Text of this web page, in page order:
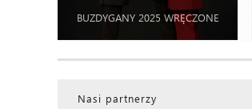
BUZDYGANY 2025 WRĘCZONE
Nasi partnerzy